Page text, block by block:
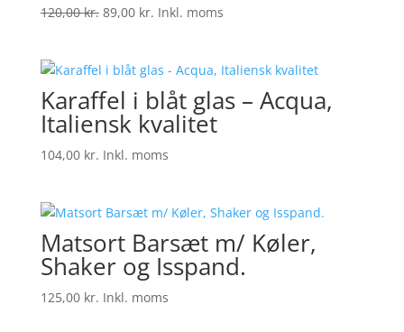
120,00kr. Den
var:
120,00 kr..
89,00 kr.Den
er:
89,00 kr..
Inkl. moms
Karaffel i blåt glas – Acqua,
Italiensk kvalitet
104,00 kr. Inkl. moms
Matsort Barsæt m/ Køler,
Shaker og Isspand.
125,00 kr. Inkl. moms